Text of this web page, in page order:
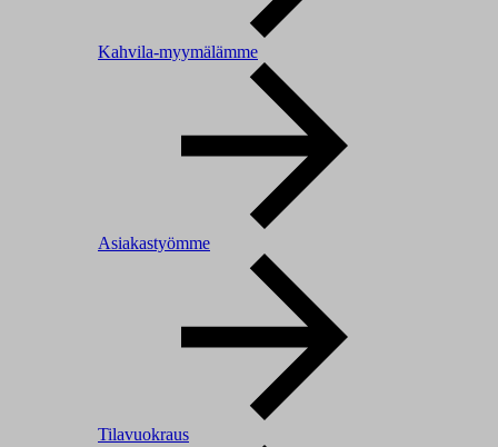
Kahvila-myymälämme
Asiakastyömme
Tilavuokraus